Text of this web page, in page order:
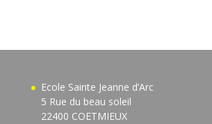
Ecole Sainte Jeanne d’Arc
5 Rue du beau soleil
22400 COETMIEUX